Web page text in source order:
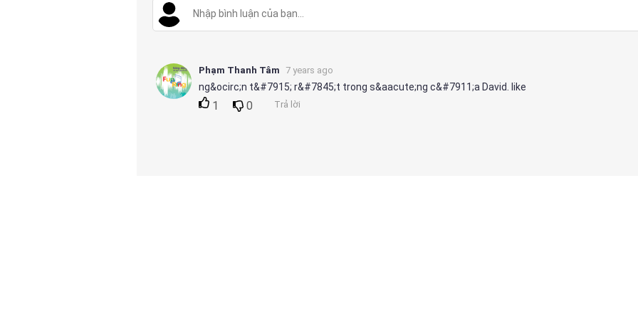
Phạm Thanh Tâm 7 years ago
ng&ocirc;n t&#7915; r&#7845;t trong s&aacute;ng c&#7911;a David. like
1 0 Trả lời